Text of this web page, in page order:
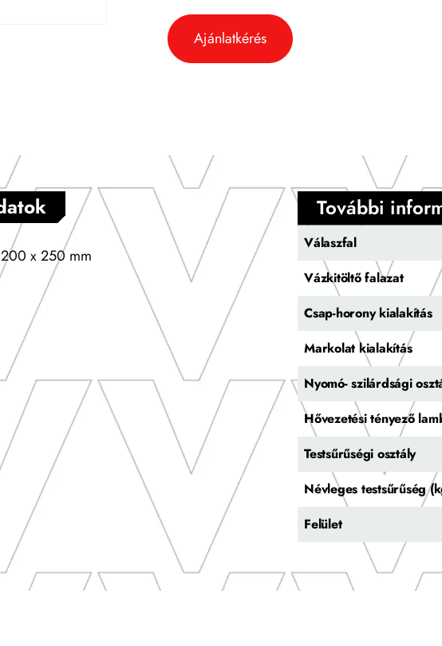
Ajánlatkérés
x 250 mm
További
Válaszfal
Vázkitöltő falazat
Csap-horony kialakítás
Markolat kialakítás
Nyomó- szilárdsági
Hővezetési tényező
Testsűrűségi osztály
Névleges testsűrűség
Felület